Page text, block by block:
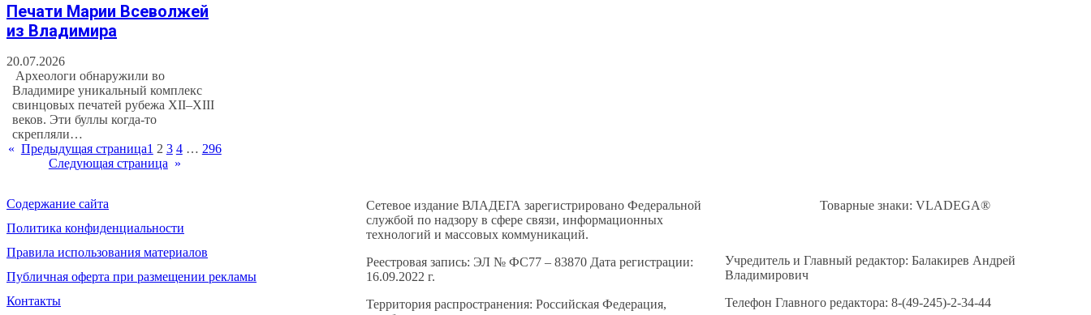
Печати Марии Всеволжей
из Владимира
20.07.2026
Археологи обнаружили во
Владимире уникальный комплекс
свинцовых печатей рубежа XII–XIII
веков. Эти буллы когда-то
скрепляли…
« Предыдущая страница1 2 3 4 … 296
Следующая страница »
Содержание сайта
Политика конфиденциальности
Правила использования материалов
Публичная оферта при размещении рекламы
Контакты
Сетевое издание ВЛАДЕГА зарегистрировано Федеральной
службой по надзору в сфере связи, информационных
технологий и массовых коммуникаций.
Реестровая запись: ЭЛ № ФС77 – 83870 Дата регистрации:
16.09.2022 г.
Территория распространения: Российская Федерация,
Товарные знаки: VLADEGA®
Учредитель и Главный редактор: Балакирев Андрей
Владимирович
Телефон Главного редактора: 8-(49-245)-2-34-44